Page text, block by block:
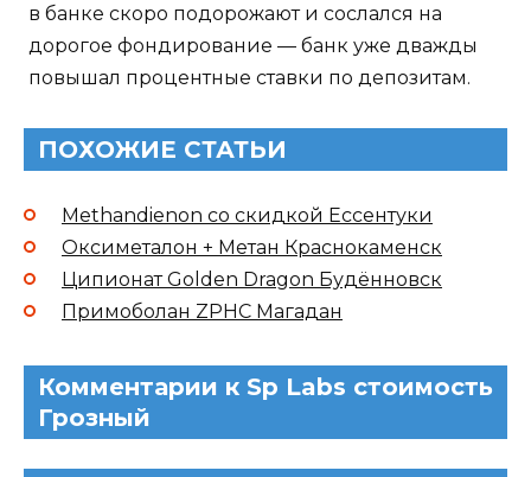
в банке скоро подорожают и сослался на
дорогое фондирование — банк уже дважды
повышал процентные ставки по депозитам.
ПОХОЖИЕ СТАТЬИ
Methandienon со скидкой Ессентуки
Оксиметалон + Метан Краснокаменск
Ципионат Golden Dragon Будённовск
Примоболан ZPHC Магадан
Комментарии к Sp Labs стоимость
Грозный